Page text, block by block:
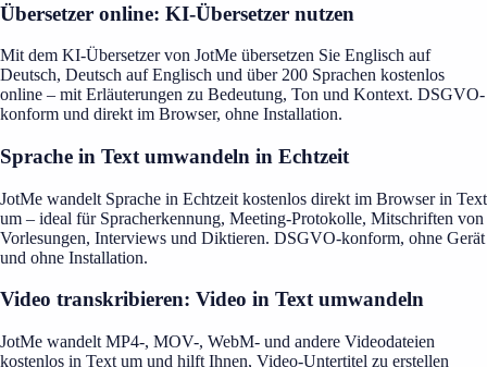
Übersetzer online: KI-Übersetzer nutzen
Mit dem KI-Übersetzer von JotMe übersetzen Sie Englisch auf
Deutsch, Deutsch auf Englisch und über 200 Sprachen kostenlos
online – mit Erläuterungen zu Bedeutung, Ton und Kontext. DSGVO-
konform und direkt im Browser, ohne Installation.
Sprache in Text umwandeln in Echtzeit
JotMe wandelt Sprache in Echtzeit kostenlos direkt im Browser in Text
um – ideal für Spracherkennung, Meeting-Protokolle, Mitschriften von
Vorlesungen, Interviews und Diktieren. DSGVO-konform, ohne Gerät
und ohne Installation.
Video transkribieren: Video in Text umwandeln
JotMe wandelt MP4-, MOV-, WebM- und andere Videodateien
kostenlos in Text um und hilft Ihnen, Video-Untertitel zu erstellen